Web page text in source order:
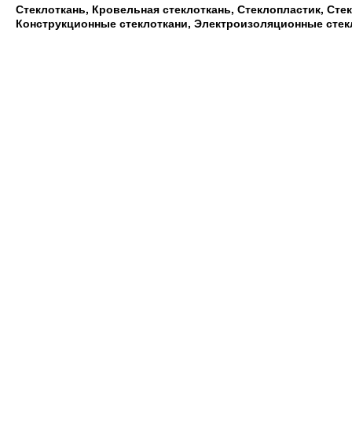
Стеклоткань, Кровельная стеклоткань, Стеклопластик,
Конструкционные стеклоткани, Электроизоляционные